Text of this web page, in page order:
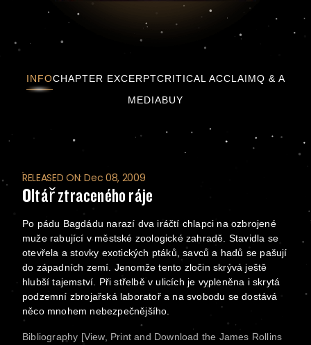
INFOCHAPTER EXCERPTCRITICAL ACCLAIMQ & A
MEDIABUY
RELEASED ON: Dec 08, 2009
Oltář ztraceného ráje
Po pádu Bagdádu narazí dva iráčtí chlapci na ozbrojené
muže rabující v městské zoologické zahradě. Stavidla se
otevřela a stovky exotických ptáků, savců a hadů se pašují
do západních zemí. Jenomže tento zločin skrývá ještě
hlubší tajemství. Při střelbě v ulicích je vypleněna i skrytá
podzemní zbrojařská laboratoř a na svobodu se dostává
něco mnohem nebezpečnějšího.
Bibliography [View, Print and Download the James Rollins